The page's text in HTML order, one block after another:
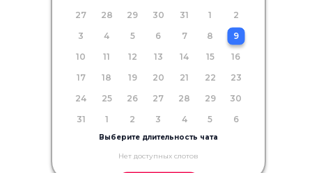
27
28 29 30 31 1
2
3
4 5 6 7 8
9
10
11 12 13 14 15
16
17
18 19 20 21 22
23
24
25 26 27 28 29
30
31
1 2 3 4 5 6
Выберите длительность чата
Нет доступных слотов